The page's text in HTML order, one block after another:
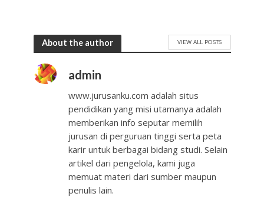
About the author VIEW ALL POSTS
admin
www.jurusanku.com adalah situs
pendidikan yang misi utamanya adalah
memberikan info seputar memilih
jurusan di perguruan tinggi serta peta
karir untuk berbagai bidang studi. Selain
artikel dari pengelola, kami juga
memuat materi dari sumber maupun
penulis lain.